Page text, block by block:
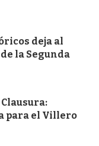
deja al
la Segunda
para el Villero